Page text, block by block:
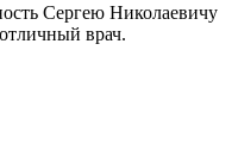
Сергею Николаевичу
врач.